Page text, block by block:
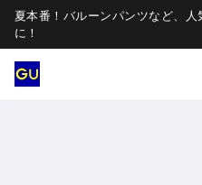
夏本番！バルーンパンツなど、
に！